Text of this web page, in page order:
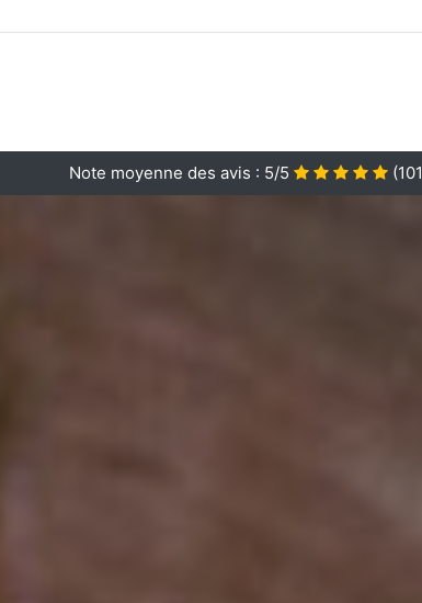
Note moyenne des avis : 5/5 (101